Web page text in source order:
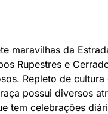
maravilhas da
Rupestres e
Repleto de
possui diversos
tem celebrações